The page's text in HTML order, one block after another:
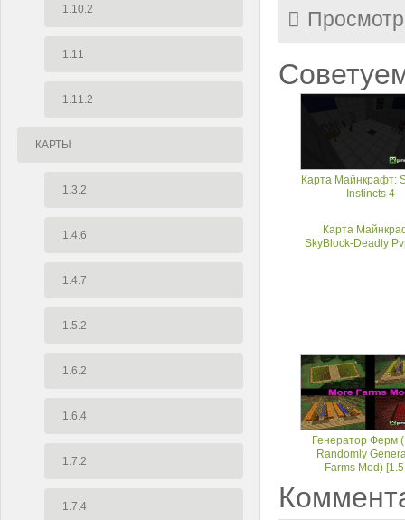
1.10.2
1.11
1.11.2
КАРТЫ
1.3.2
1.4.6
1.4.7
1.5.2
1.6.2
1.6.4
1.7.2
1.7.4
Карта Майнкрафт:
Instincts 4
Карта
SkyBlock-Deadly
Генератор Ферм
Randomly
Farms Mod)